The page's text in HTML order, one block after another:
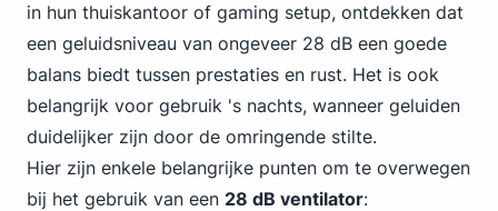
in hun thuiskantoor of gaming setup, ontdekken dat
een geluidsniveau van ongeveer 28 dB een goede
balans biedt tussen prestaties en rust. Het is ook
belangrijk voor gebruik 's nachts, wanneer geluiden
duidelijker zijn door de omringende stilte.
Hier zijn enkele belangrijke punten om te overwegen
bij het gebruik van een 28 dB ventilator: